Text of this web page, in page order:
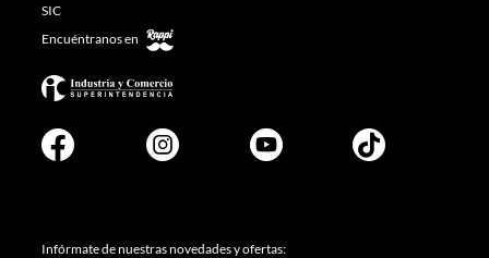
SIC
Encuéntranos en
Infórmate de nuestras novedades y ofertas: